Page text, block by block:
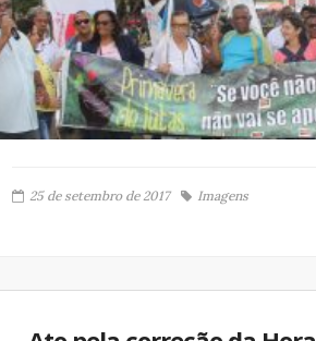
25 de setembro de 2017 Imagens